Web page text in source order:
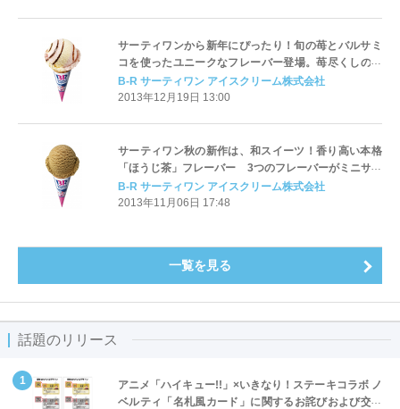
サーティワンから新年にぴったり！旬の苺とバルサミ
コを使ったユニークなフレーバー登場。苺尽くしの期
間限定サンデーも。
B-R サーティワン アイスクリーム株式会社
2013年12月19日 13:00
サーティワン秋の新作は、和スイーツ！香り高い本格
「ほうじ茶」フレーバー 3つのフレーバーがミニサイ
ズで楽しめる「トリプルポップ」も新登場♪
B-R サーティワン アイスクリーム株式会社
2013年11月06日 17:48
一覧を見る
話題のリリース
アニメ「ハイキュー!!」×いきなり！ステーキコラボ ノ
ベルティ「名札風カード」に関するお詫びおよび交換